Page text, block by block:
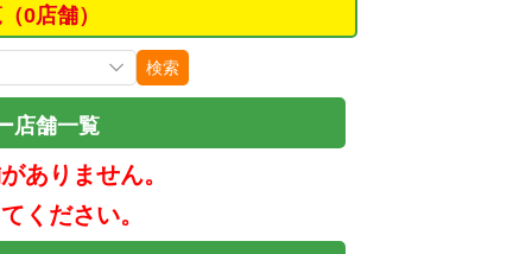
0店舗）
検索
店舗一覧
ありません。
ください。